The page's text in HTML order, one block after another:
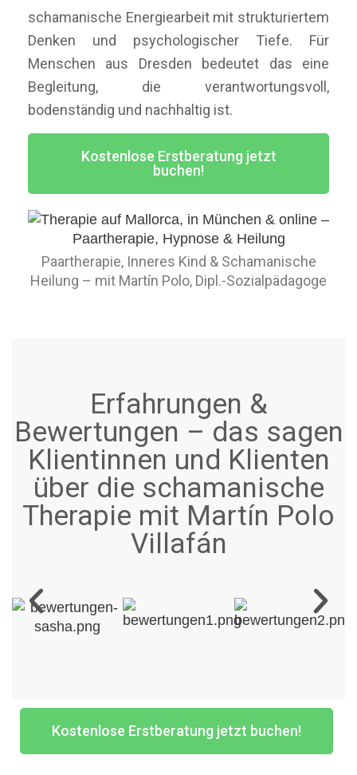
schamanische Energiearbeit mit strukturiertem
Denken und psychologischer Tiefe. Für
Menschen aus Dresden bedeutet das eine
Begleitung, die verantwortungsvoll,
bodenständig und nachhaltig ist.
Kostenlose Erstberatung jetzt
buchen!
Paartherapie, Inneres Kind & Schamanische
Heilung – mit Martín Polo, Dipl.-Sozialpädagoge
Erfahrungen &
Bewertungen – das sagen
Klientinnen und Klienten
über die schamanische
Therapie mit Martín Polo
Villafán
Kostenlose Erstberatung jetzt buchen!